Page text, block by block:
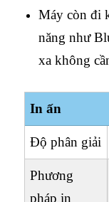
Máy còn đi
năng như
xa không
In ấn
Độ phân giải
Phương
pháp in